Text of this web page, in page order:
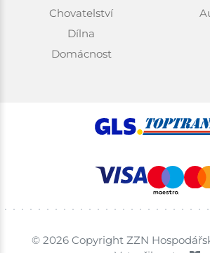
Chovatelství
Dílna
Domácnost
© 2026 Copyright ZZN